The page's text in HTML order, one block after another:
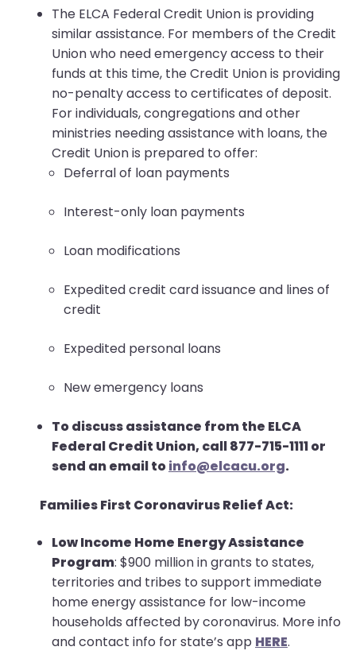
The ELCA Federal Credit Union is providing
similar assistance. For members of the Credit
Union who need emergency access to their
funds at this time, the Credit Union is providing
no-penalty access to certificates of deposit.
For individuals, congregations and other
ministries needing assistance with loans, the
Credit Union is prepared to offer:
Deferral of loan payments
Interest-only loan payments
Loan modifications
Expedited credit card issuance and lines of
credit
Expedited personal loans
New emergency loans
To discuss assistance from the ELCA
Federal Credit Union, call 877-715-1111 or
send an email toinfo@elcacu.org.
Families First Coronavirus Relief Act:
Low Income Home Energy Assistance
Program: $900 million in grants to states,
territories and tribes to support immediate
home energy assistance for low-income
households affected by coronavirus. More info
and contact info for state’s app HERE.